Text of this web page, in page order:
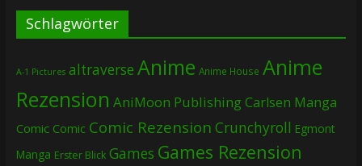
Schlagwörter
A-1 Pictures altraverse Anime Anime House Anime
Rezension AniMoon PublishingCarlsen Manga
Comic Comic Comic Rezension Crunchyroll Egmont
Manga Erster Blick Games Games Rezension